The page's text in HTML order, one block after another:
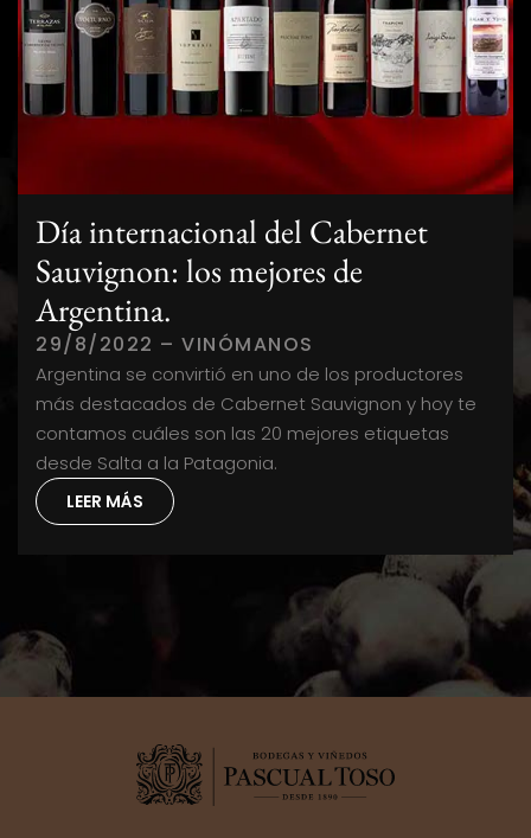
Día internacional del Cabernet
Sauvignon: los mejores de
Argentina.
29/8/2022 – VINÓMANOS
Argentina se convirtió en uno de los productores
más destacados de Cabernet Sauvignon y hoy te
contamos cuáles son las 20 mejores etiquetas
desde Salta a la Patagonia.
LEER MÁS